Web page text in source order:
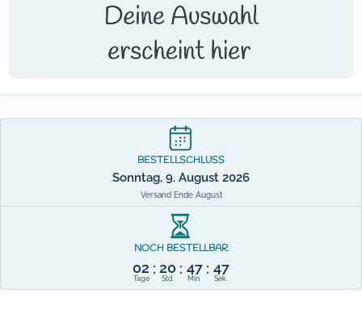
BESTELLSCHLUSS
Sonntag, 9. August 2026
Versand Ende August
NOCH BESTELLBAR
02
Tage
: 20
Std.
: 47
Min.
: 46
Sek.